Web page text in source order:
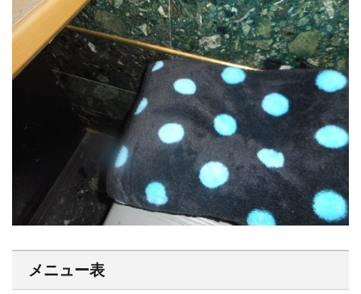
メニュー表